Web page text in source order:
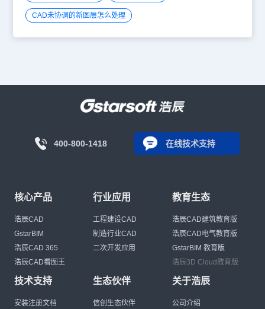
CAD未协调的新图层怎么处理
400-800-1418 在线技术支持
核心产品
浩辰CAD
GstarBIM
浩辰CAD 365
浩辰CAD看图王
行业应用
工程建设CAD
制造行业CAD
二次开发应用
教育生态
浩辰CAD建筑教育版
浩辰CAD电气教育版
GstarBIM 教育版
浩辰3D Cloud教育版
技术支持
安装注册文档
生态伙伴
信创生态伙伴
关于浩辰
公司介绍